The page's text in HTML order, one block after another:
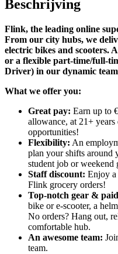
Beschrijving
Flink, the leading online
From our city hubs, we
electric bikes and scooters.
or a flexible part-time/full-
Driver) in our dynamic
What we offer you:
Great pay: Earn up to
allowance, at 21+ years
opportunities!
Flexibility: An
plan your shifts around
student job or weekend
Staff discount: Enjoy a
Flink grocery orders!
Top-notch gear &
bike or e-scooter, a
No orders? Hang out,
comfortable hub.
An awesome team:
team.